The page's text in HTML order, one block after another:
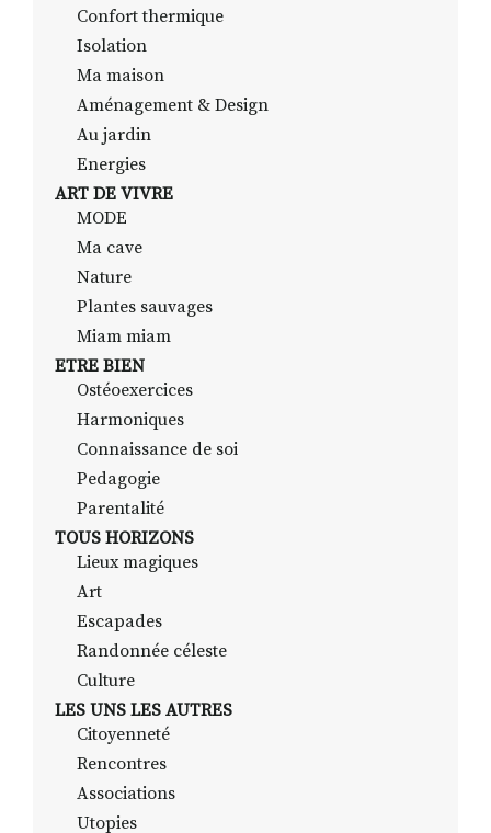
Confort thermique
Isolation
Ma maison
Aménagement & Design
Au jardin
Energies
ART DE VIVRE
MODE
Ma cave
Nature
Plantes sauvages
Miam miam
ETRE BIEN
Ostéoexercices
Harmoniques
Connaissance de soi
Pedagogie
Parentalité
TOUS HORIZONS
Lieux magiques
Art
Escapades
Randonnée céleste
Culture
LES UNS LES AUTRES
Citoyenneté
Rencontres
Associations
Utopies